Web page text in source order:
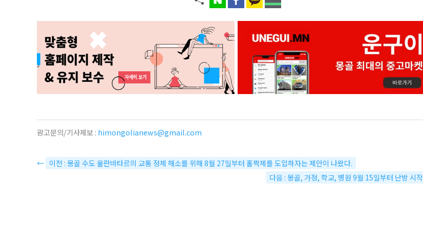
광고문의/기사제보 : himongolianews@gmail.com
← 이전 : 몽골 수도 울란바타르의 교통 정체 해소를 위해 8월 27일부터 홀짝제를 도입하자는 제안이 나왔다.
다음 : 몽골, 가정, 학교, 병원 9월 15일부터 난방 시작